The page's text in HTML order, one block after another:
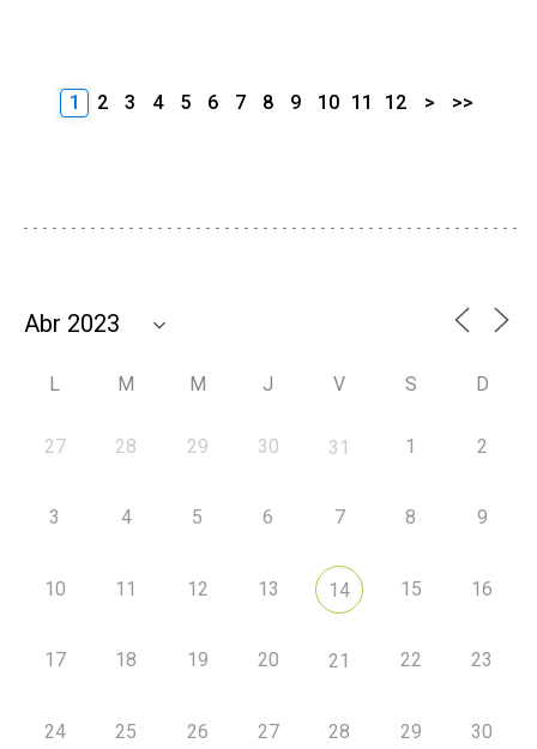
1 2 3 4 5 6 7 8 9 10 11 12 > >>
L M M J V S D
27 28 29 30 31 1 2
3 4 5 6 7 8 9
10 11 12 13 14 15 16
17 18 19 20 21 22 23
24 25 26 27 28 29 30